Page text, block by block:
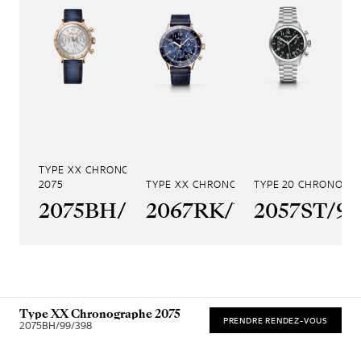
TYPE XX CHRONOGRAPHE
2075
2075BH/G9/398
TYPE XX CHRONOGRAPHE 2067
2067RK/Y9/9WU
TYPE 20
2057ST/
Type XX Chronographe 2075
2075BH/99/398 PRENDRE RENDEZ-VOUS